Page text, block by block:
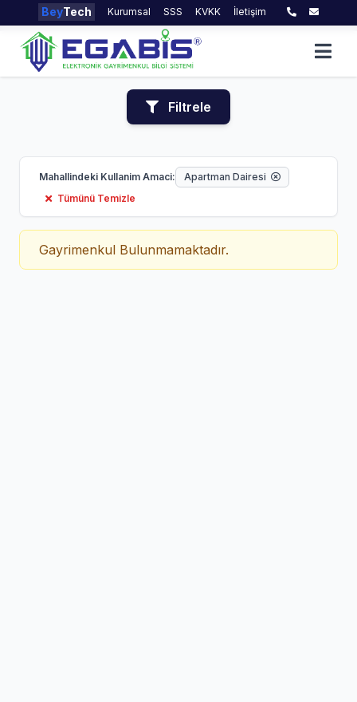
BeyTech Kurumsal SSS KVKK İletişim
Filtrele
Mahallindeki Kullanim Amaci:
Apartman Dairesi
Tümünü Temizle
Gayrimenkul Bulunmamaktadır.